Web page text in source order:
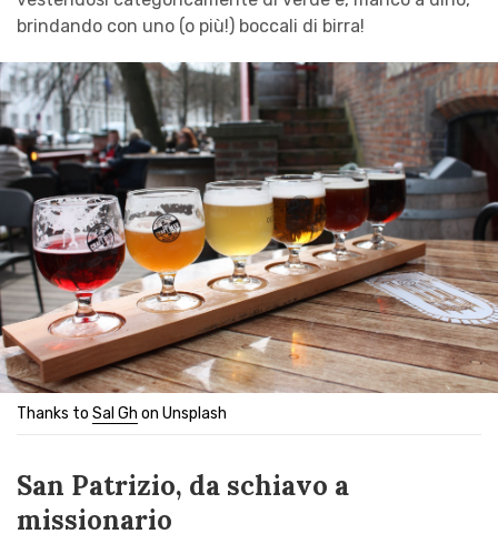
brindando con uno (o più!) boccali di birra!
Thanks to Sal Gh on Unsplash
San Patrizio, da schiavo a
missionario